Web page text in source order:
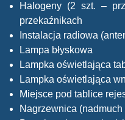
Halogeny (2 szt. –
przekaźnikach
Instalacja radiowa
Lampa błyskowa
Lampka oświetlająca
Lampka oświetlająca
Miejsce pod tablice
Nagrzewnica